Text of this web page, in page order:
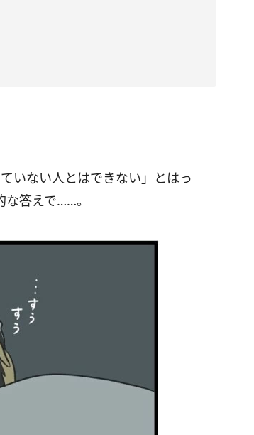
いない人とはできない」とはっ
な答えで……。